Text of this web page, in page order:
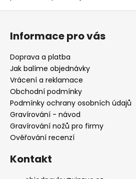
p
Z
Informace pro vás
Doprava a platba
Jak balíme objednávky
Vrácení a reklamace
Obchodní podmínky
Podmínky ochrany osobních údajů
Gravírování - návod
Gravírování nožů pro firmy
Ověřování recenzí
Kontakt